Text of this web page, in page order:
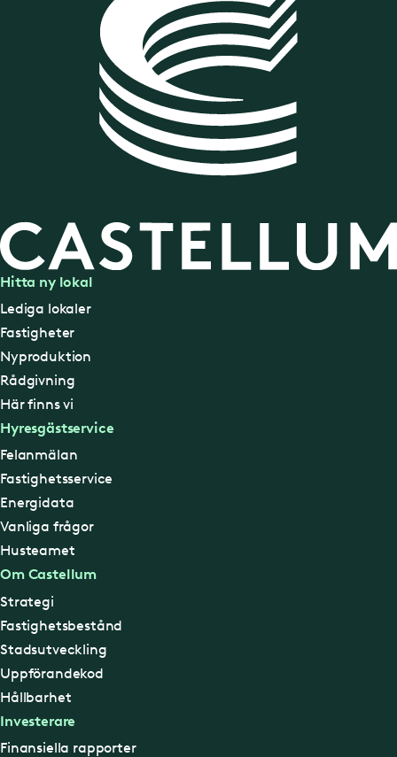
Hitta ny lokal
Lediga lokaler
Fastigheter
Nyproduktion
Rådgivning
Här finns vi
Hyresgästservice
Felanmälan
Fastighetsservice
Energidata
Vanliga frågor
Husteamet
Om Castellum
Strategi
Fastighetsbestånd
Stadsutveckling
Uppförandekod
Hållbarhet
Investerare
Finansiella rapporter